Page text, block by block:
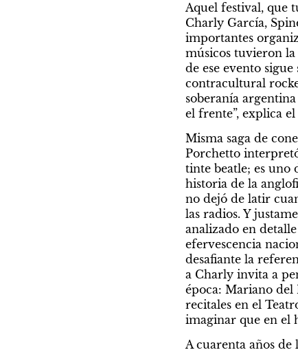
Aquel festival, que
Charly García,
importantes
músicos tuvieron
de ese evento
contracultural
soberanía
el frente”, explica
Misma saga de
Porchetto
tinte beatle; es uno
historia de la
no dejó de latir
las radios. Y
analizado en
efervescencia
desafiante la
a Charly invita a
época: Mariano del
recitales en el
imaginar que en el